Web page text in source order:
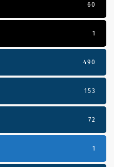
60
1
490
153
72
1